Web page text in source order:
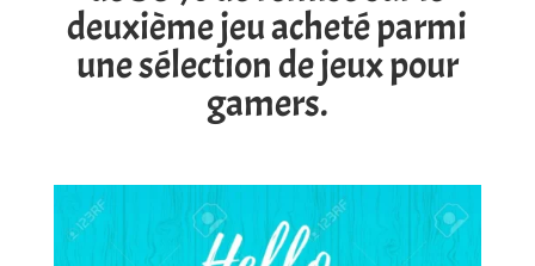
deuxième jeu acheté parmi
une sélection de jeux pour
gamers.